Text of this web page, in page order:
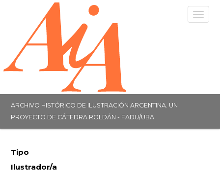
ARCHIVO HISTÓRICO DE ILUSTRACIÓN ARGENTINA. UN
PROYECTO DE CÁTEDRA ROLDÁN - FADU/UBA.
Tipo
Ilustrador/a